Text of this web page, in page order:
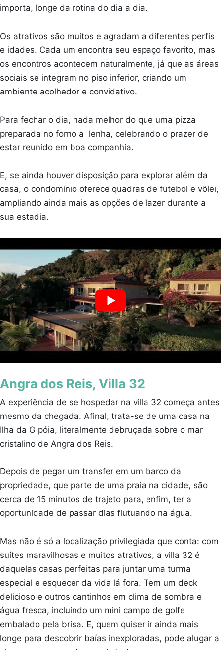
importa, longe da rotina do dia a dia.
Os atrativos são muitos e agradam a diferentes perfis
e idades. Cada um encontra seu espaço favorito, mas
os encontros acontecem naturalmente, já que as áreas
sociais se integram no piso inferior, criando um
ambiente acolhedor e convidativo.
Para fechar o dia, nada melhor do que uma pizza
preparada no forno a lenha, celebrando o prazer de
estar reunido em boa companhia.
E, se ainda houver disposição para explorar além da
casa, o condomínio oferece quadras de futebol e vôlei,
ampliando ainda mais as opções de lazer durante a
sua estadia.
Angra dos Reis, Villa 32
A experiência de se hospedar na villa 32 começa antes
mesmo da chegada. Afinal, trata-se de uma casa na
Ilha da Gipóia, literalmente debruçada sobre o mar
cristalino de Angra dos Reis.
Depois de pegar um transfer em um barco da
propriedade, que parte de uma praia na cidade, são
cerca de 15 minutos de trajeto para, enfim, ter a
oportunidade de passar dias flutuando na água.
Mas não é só a localização privilegiada que conta: com
suítes maravilhosas e muitos atrativos, a villa 32 é
daquelas casas perfeitas para juntar uma turma
especial e esquecer da vida lá fora. Tem um deck
delicioso e outros cantinhos em clima de sombra e
água fresca, incluindo um mini campo de golfe
embalado pela brisa. E, quem quiser ir ainda mais
longe para descobrir baías inexploradas, pode alugar a